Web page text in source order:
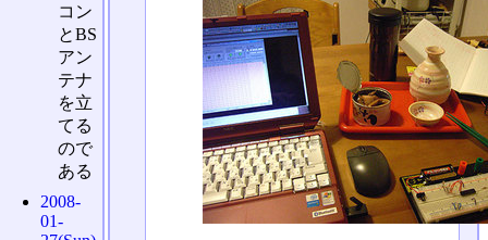
コン
とBS
アン
テナ
を立
てる
ので
ある
2008-
01-